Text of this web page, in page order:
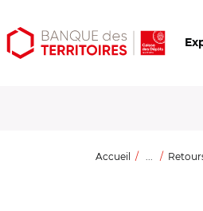
Aller
au
Aller
au
Ouvrir
les
Accueil ...